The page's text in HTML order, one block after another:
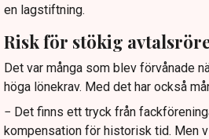
en lagstiftning.
Risk för stökig
Det var många som blev förvånade
höga lönekrav. Med det har också
− Det finns ett tryck från
kompensation för historisk tid. Men